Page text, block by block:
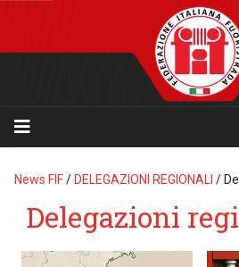
News FIF/DELEGAZIONI REGIONALI /
Delegazioni